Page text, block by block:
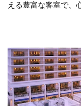
える豊富な客室で、